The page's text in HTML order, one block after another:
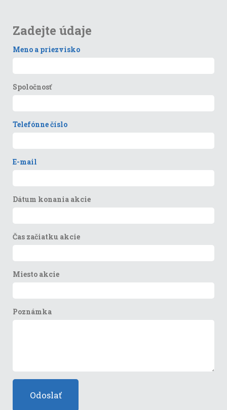
Zadejte údaje
Meno a priezvisko
Spoločnosť
Telefónne číslo
E-mail
Dátum konania akcie
Čas začiatku akcie
Miesto akcie
Poznámka
Odoslať